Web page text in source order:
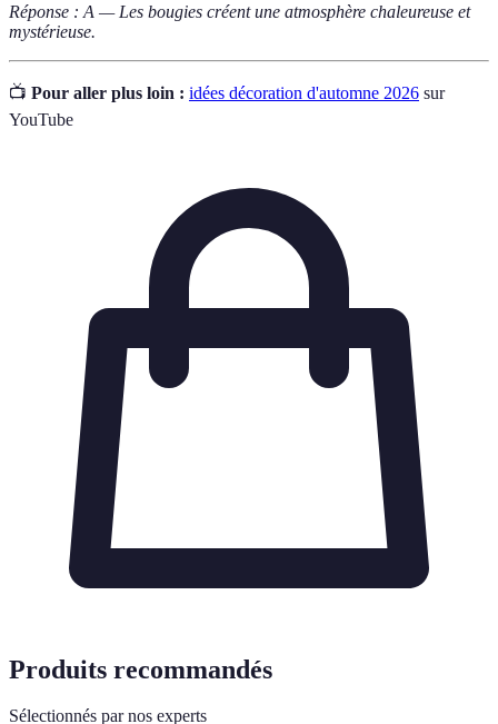
Réponse : A — Les bougies créent une atmosphère chaleureuse et
mystérieuse.
📺 Pour aller plus loin : idées décoration d'automne 2026 sur
YouTube
Produits recommandés
Sélectionnés par nos experts